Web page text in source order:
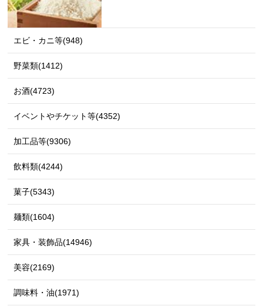
エビ・カニ等(948)
野菜類(1412)
お酒(4723)
イベントやチケット等(4352)
加工品等(9306)
飲料類(4244)
菓子(5343)
麺類(1604)
家具・装飾品(14946)
美容(2169)
調味料・油(1971)